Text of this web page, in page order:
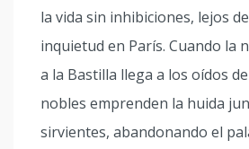
la vida sin inhibiciones, lejos
inquietud en París. Cuando la
a la Bastilla llega a los oídos
nobles emprenden la huida
sirvientes, abandonando el